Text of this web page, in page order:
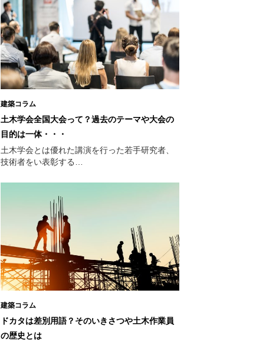
建築コラム
土木学会全国大会って？過去のテーマや大会の
目的は一体・・・
土木学会とは優れた講演を行った若手研究者、
技術者をい表彰する…
建築コラム
ドカタは差別用語？そのいきさつや土木作業員
の歴史とは